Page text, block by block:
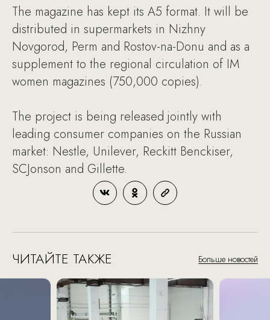
The magazine has kept its A5 format. It will be
distributed in supermarkets in Nizhny
Novgorod, Perm and Rostov-na-Donu and as a
supplement to the regional circulation of IM
women magazines (750,000 copies).
The project is being released jointly with
leading consumer companies on the Russian
market: Nestle, Unilever, Reckitt Benckiser,
SCJonson and Gillette.
ЧИТАЙТЕ ТАКЖЕ Больше новостей